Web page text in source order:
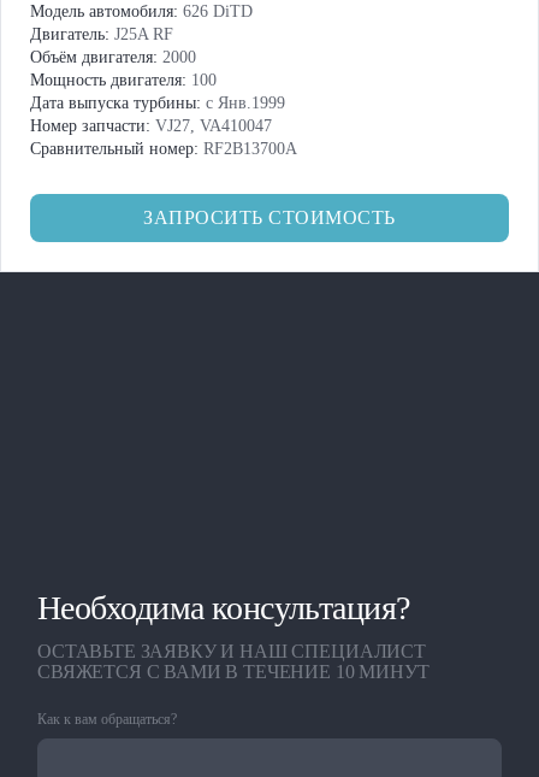
Модель автомобиля: 626 DiTD
Двигатель: J25A RF
Объём двигателя: 2000
Мощность двигателя: 100
Дата выпуска турбины: с Янв.1999
Номер запчасти: VJ27, VA410047
Сравнительный номер: RF2B13700A
ЗАПРОСИТЬ СТОИМОСТЬ
Необходима консультация?
ОСТАВЬТЕ ЗАЯВКУ И НАШ СПЕЦИАЛИСТ
СВЯЖЕТСЯ С ВАМИ В ТЕЧЕНИЕ 10 МИНУТ
Как к вам обращаться?